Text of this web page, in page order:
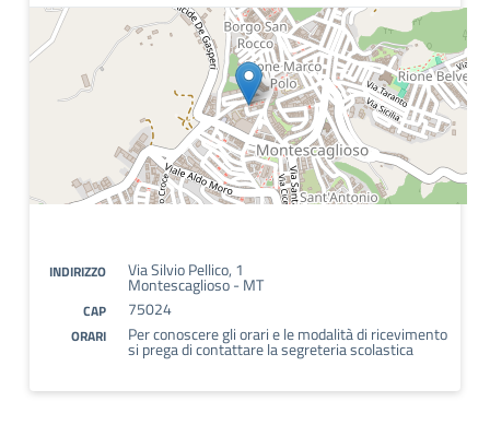
INDIRIZZO Via Silvio Pellico, 1
Montescaglioso - MT
CAP 75024
ORARI Per conoscere gli orari e le modalità di ricevimento
si prega di contattare la segreteria scolastica